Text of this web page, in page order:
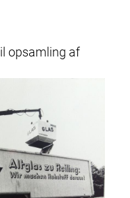
il opsamling af